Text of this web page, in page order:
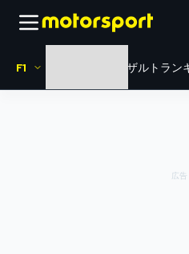
F1 リザルト ラン